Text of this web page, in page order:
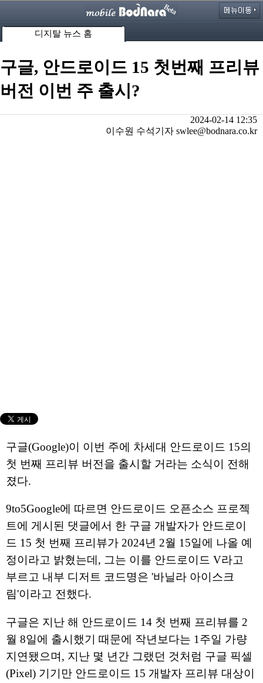
디지탈 뉴스 홈
구글, 안드로이드 15 첫번째 프리뷰
버전 이번 주 출시?
2024-02-14 12:35
이수원 수석기자 swlee@bodnara.co.kr
구글(Google)이 이번 주에 차세대 안드로이드 15의
첫 번째 프리뷰 버전을 출시할 거라는 소식이 전해
졌다.
9to5Google에 따르면 안드로이드 오픈소스 프로젝
트에 게시된 댓글에서 한 구글 개발자가 안드로이
드 15 첫 번째 프리뷰가 2024년 2월 15일에 나올 예
정이라고 밝혔는데, 그는 이를 안드로이드 V라고
부르고 내부 디저트 코드명은 '바닐라 아이스크
림'이라고 전했다.
구글은 지난 해 안드로이드 14 첫 번째 프리뷰를 2
월 8일에 출시했기 때문에 작년보다는 1주일 가량
지연됐으며, 지난 몇 년간 그랬던 것처럼 구글 픽셀
(Pixel) 기기만 안드로이드 15 개발자 프리뷰 대상이